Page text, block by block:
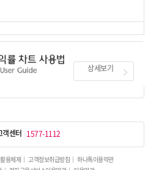
상세보기
객센터 1577-1112
용체제 고객정보취급방침
하나톡이용약관